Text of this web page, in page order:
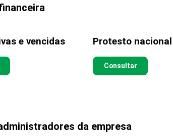
e vencidas Protesto nacional
Consultar
da empresa